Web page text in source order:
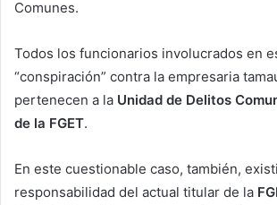
Comunes.
Todos los funcionarios involucrados en
“conspiración” contra la empresaria
pertenecen a la Unidad de Delitos
de la FGET.
En este cuestionable caso, también,
responsabilidad del actual titular de la